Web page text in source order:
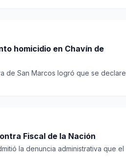
homicidio en Chavín de
de San Marcos logró que se declare
Fiscal de la Nación
la denuncia administrativa que el